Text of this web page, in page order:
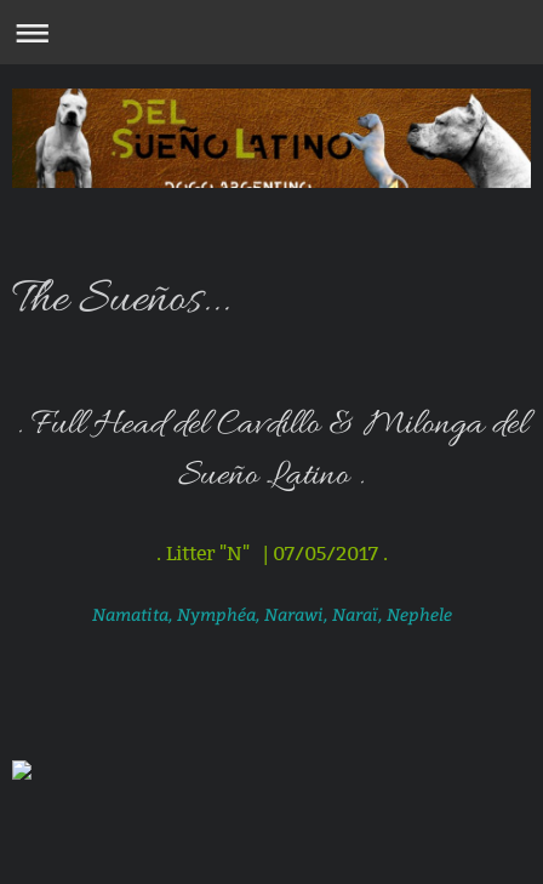
The Sueños...
. Full Head del Cavdillo & Milonga del
Sueño Latino .
. Litter "N" | 07/05/2017 .
Namatita, Nymphéa, Narawi, Naraï, Nephele